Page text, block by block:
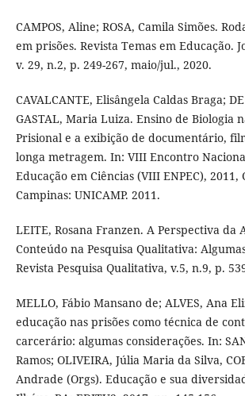
CAMPOS, Aline; ROSA, Camila Simões.
em prisões. Revista Temas em Educação.
v. 29, n.2, p. 249-267, maio/jul., 2020.
CAVALCANTE, Elisângela Caldas Braga; DE
GASTAL, Maria Luiza. Ensino de Biologia
Prisional e a exibição de documentário,
longa metragem. In: VIII Encontro
Educação em Ciências (VIII ENPEC), 2011,
Campinas: UNICAMP. 2011.
LEITE, Rosana Franzen. A Perspectiva da
Conteúdo na Pesquisa Qualitativa:
Revista Pesquisa Qualitativa, v.5, n.9, p.
MELLO, Fábio Mansano de; ALVES, Ana
educação nas prisões como técnica de
carcerário: algumas considerações. In:
Ramos; OLIVEIRA, Júlia Maria da Silva,
Andrade (Orgs). Educação e sua